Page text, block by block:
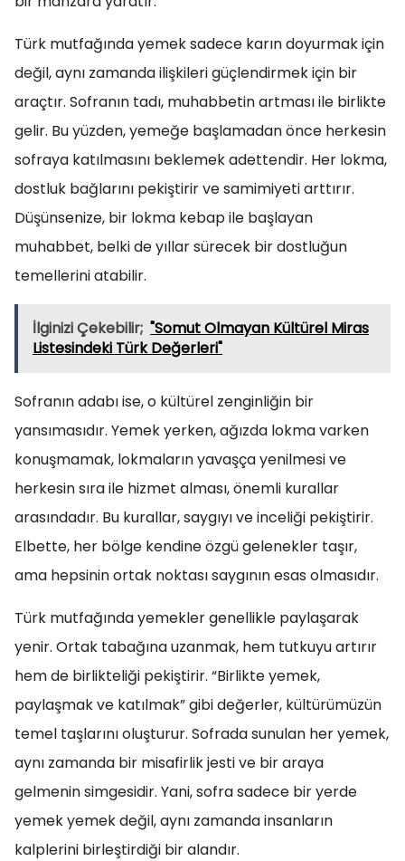
Türk mutfağında yemek sadece karın doyurmak için
değil, aynı zamanda ilişkileri güçlendirmek için bir
araçtır. Sofranın tadı, muhabbetin artması ile birlikte
gelir. Bu yüzden, yemeğe başlamadan önce herkesin
sofraya katılmasını beklemek adettendir. Her lokma,
dostluk bağlarını pekiştirir ve samimiyeti arttırır.
Düşünsenize, bir lokma kebap ile başlayan
muhabbet, belki de yıllar sürecek bir dostluğun
temellerini atabilir.
İlginizi Çekebilir; "Somut Olmayan Kültürel Miras
Listesindeki Türk Değerleri"
Sofranın adabı ise, o kültürel zenginliğin bir
yansımasıdır. Yemek yerken, ağızda lokma varken
konuşmamak, lokmaların yavaşça yenilmesi ve
herkesin sıra ile hizmet alması, önemli kurallar
arasındadır. Bu kurallar, saygıyı ve inceliği pekiştirir.
Elbette, her bölge kendine özgü gelenekler taşır,
ama hepsinin ortak noktası saygının esas olmasıdır.
Türk mutfağında yemekler genellikle paylaşarak
yenir. Ortak tabağına uzanmak, hem tutkuyu artırır
hem de birlikteliği pekiştirir. “Birlikte yemek,
paylaşmak ve katılmak” gibi değerler, kültürümüzün
temel taşlarını oluşturur. Sofrada sunulan her yemek,
aynı zamanda bir misafirlik jesti ve bir araya
gelmenin simgesidir. Yani, sofra sadece bir yerde
yemek yemek değil, aynı zamanda insanların
kalplerini birleştirdiği bir alandır.